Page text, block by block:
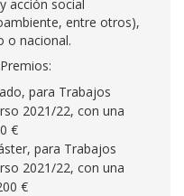
acción social
entre otros),
o nacional.
para Trabajos
2021/22, con una
€
para Trabajos
2021/22, con una
€